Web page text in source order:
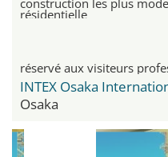
construction les plus
résidentielle
réservé aux visiteurs
INTEX Osaka
Osaka